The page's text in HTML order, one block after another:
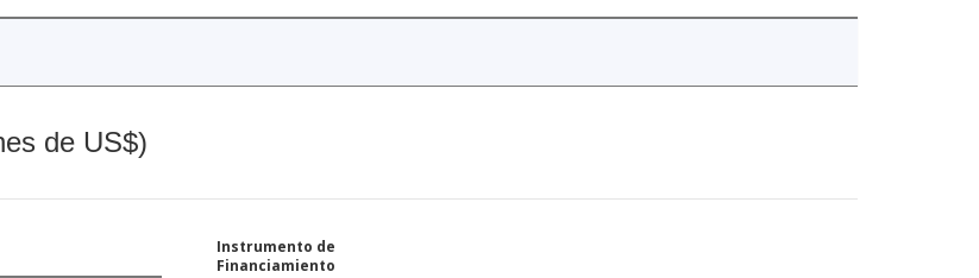
de US$)
Instrumento de
Financiamiento